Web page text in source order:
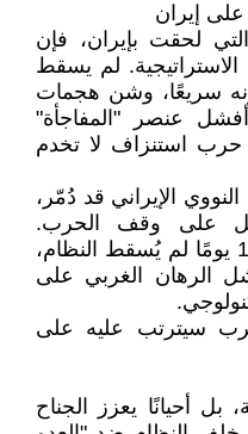
إيران
لحقت بإيران، فإن
لم يسقط
سريعًا، وشن هجمات
عنصر "المفاجأة"
استنزاف لا تخدم
الإيراني قد دُمّر،
على وقف الحرب.
فالقصف الجوي المكثف لمدة 12 يومًا لم يُسقط النظام،
الرهان الغربي على
سيترتب عليه على
أحيانًا يعزز الجناح